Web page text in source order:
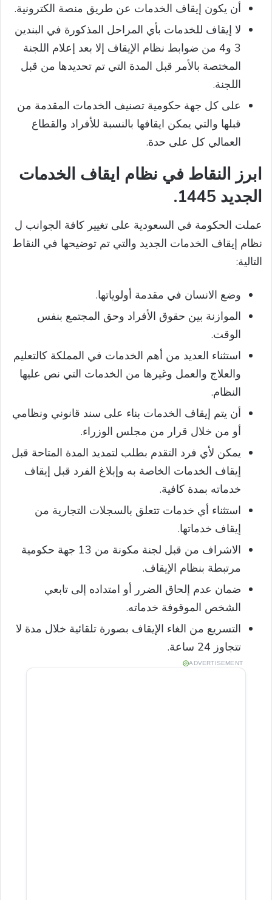
d
o
أن يكون إيقاف الخدمات عن طريق منصة الكترونية.
لا إيقاف للخدمات بأي المراحل المذكورة في البندين
3 و4 من ضوابط نظام الإيقاف إلا بعد إعلام اللجنة
المختصة بالأمر قبل المدة التي تم تحديدها من قبل
اللجنة.
على كل جهة حكومية تصنيف الخدمات المقدمة من
قبلها والتي يمكن ايقافها بالنسبة للأفراد والقطاع
العمالي كل على حدة.
ابرز النقاط في نظام ايقاف الخدمات
الجديد 1445
.
عملت الحكومة في السعودية على تغيير كافة الجوانب ل
نظام إيقاف الخدمات الجديد والتي تم توضيحها في النقاط
التالية:
وضع الانسان في مقدمة أولوياتها.
الموازنة بين حقوق الأفراد وحق المجتمع بنفس
الوقت.
استثناء العديد من أهم الخدمات في المملكة كالتعليم
والعلاج والعمل وغيرها من الخدمات التي نص عليها
النظام.
أن يتم إيقاف الخدمات بناء على سند قانوني ونظامي
أو من خلال قرار من مجلس الوزراء.
يمكن لأي فرد التقدم بطلب لتمديد المدة المتاحة قبل
إيقاف الخدمات الخاصة به وإبلاغ الفرد قبل إيقاف
خدماته بمدة كافية.
استثناء أي خدمات تتعلق بالسجلات التجارية من
إيقاف خدماتها.
الاشراف من قبل لجنة مكونة من 13 جهة حكومية
مرتبطة بنظام الإيقاف.
ضمان عدم إلحاق الضرر أو امتداده إلى تابعي
الشخص الموقوفة خدماته.
التسريع من الغاء الإيقاف بصورة تلقائية خلال مدة لا
تتجاوز 24 ساعة.
ADVERTISEMENT